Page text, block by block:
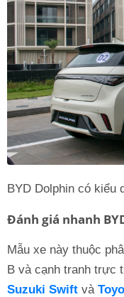
BYD Dolphin có kiểu
Đánh giá nhanh
Mẫu xe này thuộc
B và cạnh tranh trực
Suzuki Swift và